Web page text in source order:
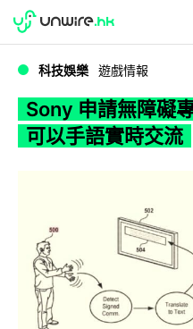
WWDC 2026
科技娛樂 遊戲情報
Sony 申請無障礙
可以手語實時交流